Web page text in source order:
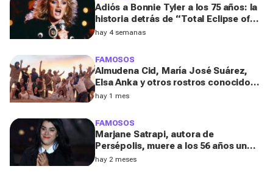
Adiós a Bonnie Tyler a los 75 años: la
historia detrás de “Total Eclipse of
the Heart”, el himno que la hizo
hay 4 semanas
FAMOSOS
Almudena Cid, María José Suárez,
Elsa Anka y otros rostros conocidos
viajan al Sáhara en la segunda
hay 1 mes
FAMOSOS
Marjane Satrapi, autora de
Persépolis, muere a los 56 años un
año después de la muerte de su
hay 2 meses